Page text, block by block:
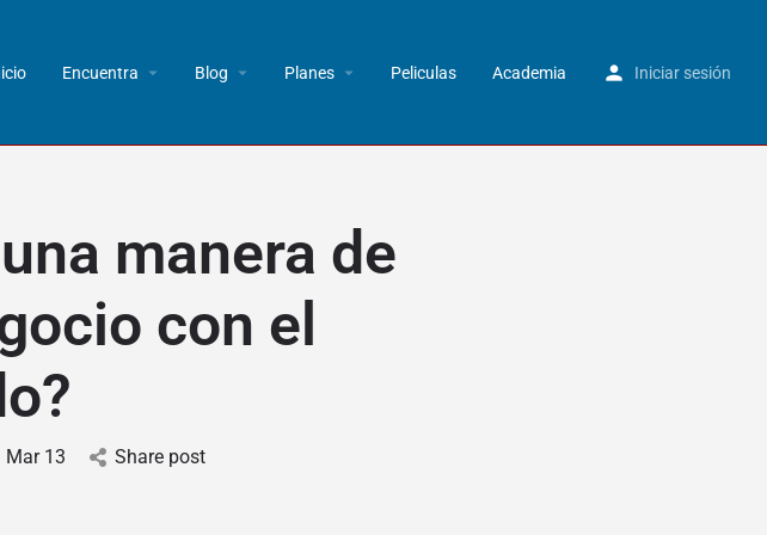
Encuentra Blog Planes Peliculas Academia Iniciar sesión
manera de
con el
Mar 13 Share post